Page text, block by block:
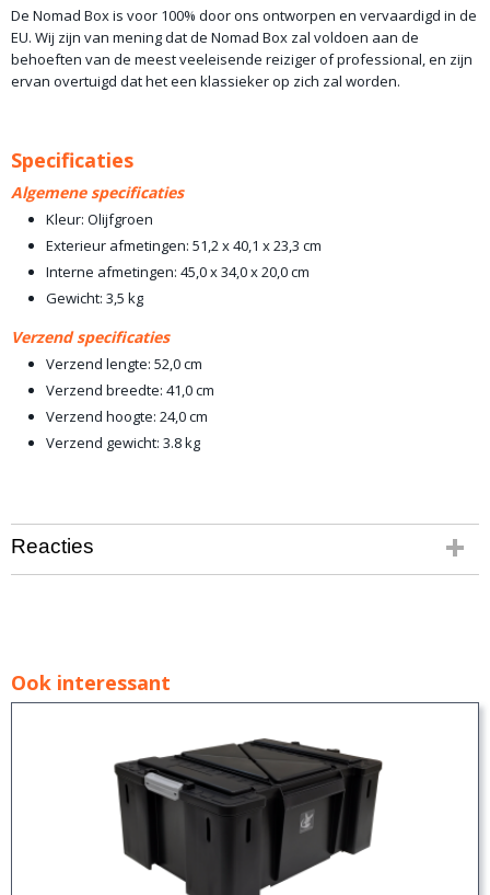
De Nomad Box is voor 100% door ons ontworpen en vervaardigd in de
EU. Wij zijn van mening dat de Nomad Box zal voldoen aan de
behoeften van de meest veeleisende reiziger of professional, en zijn
ervan overtuigd dat het een klassieker op zich zal worden.
Specificaties
Algemene specificaties
Kleur: Olijfgroen
Exterieur afmetingen: 51,2 x 40,1 x 23,3 cm
Interne afmetingen: 45,0 x 34,0 x 20,0 cm
Gewicht: 3,5 kg
Verzend specificaties
Verzend lengte: 52,0 cm
Verzend breedte: 41,0 cm
Verzend hoogte: 24,0 cm
Verzend gewicht: 3.8 kg
Reacties
Ook interessant